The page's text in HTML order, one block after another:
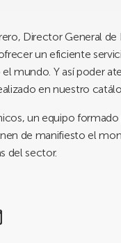
Director General
un eficiente
mundo. Y así poder
en nuestro
un equipo
de manifiesto el
del sector.